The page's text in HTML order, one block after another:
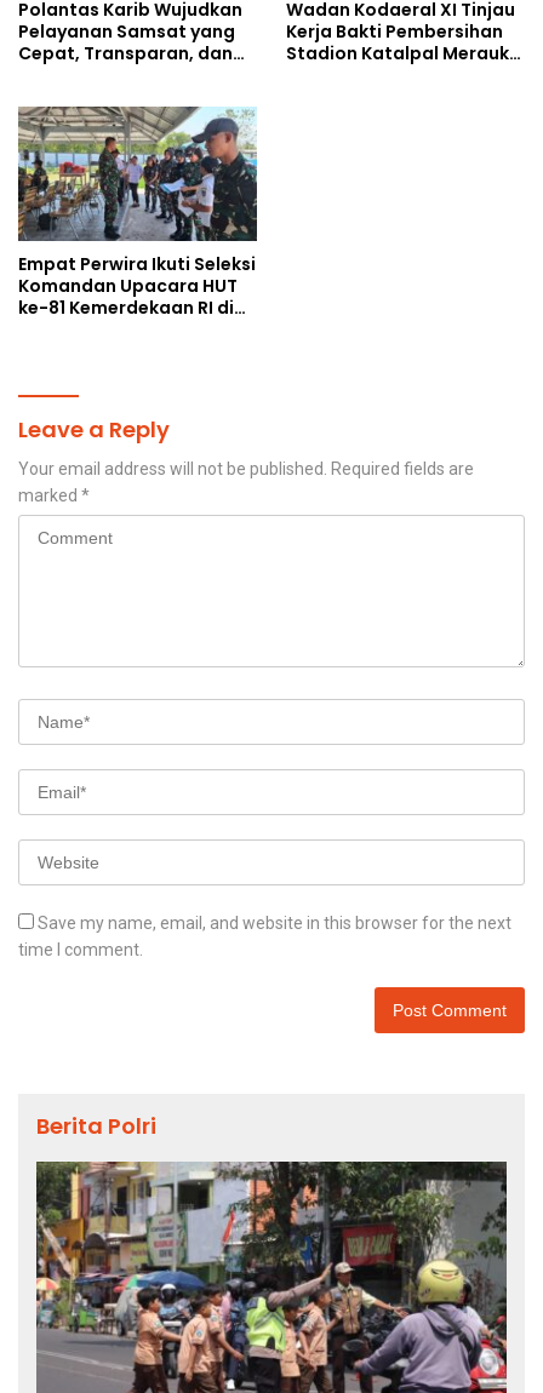
Polantas Karib Wujudkan
Pelayanan Samsat yang
Cepat, Transparan, dan
Wadan Kodaeral XI Tinjau
Kerja Bakti Pembersihan
Stadion Katalpal Merauke,
Empat Perwira Ikuti Seleksi
Komandan Upacara HUT
ke-81 Kemerdekaan RI di
Leave a Reply
Your email address will not be published.
Required fields are
marked *
Save my name, email, and website in this browser for the next
time I comment.
Berita Polri